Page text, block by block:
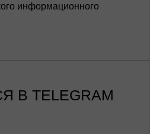
информационного
В TELEGRAM